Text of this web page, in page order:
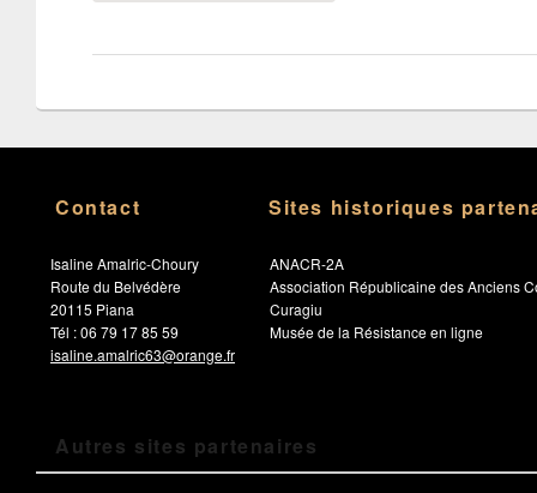
Contact
Isaline Amalric-Choury
Route du Belvédère
20115 Piana
Tél : 06 79 17 85 59
isaline.amalric63@orange.fr
Sites historiques
ANACR-2A
Association Républicaine des Anciens
Curagiu
Musée de la Résistance en ligne
Autres sites partenaires